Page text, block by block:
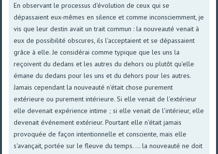
En observant le processus d'évolution de ceux qui se
dépassaient eux-mêmes en silence et comme inconsciemment, je
vis que leur destin avait un trait commun : la nouveauté venait à
eux de possibilité obscures, ils l'acceptaient et se dépassaient
grâce à elle. Je considérai comme typique que les uns la
reçoivent du dedans et les autres du dehors ou plutôt qu'elle
émane du dedans pour les uns et du dehors pour les autres.
Jamais cependant la nouveauté n'était chose purement
extérieure ou purement intérieure. Si elle venait de l'extérieur
elle devenait expérience intime ; si elle venait de l'intérieur, elle
devenait événement extérieur. Pourtant elle n'était jamais
provoquée de façon intentionnelle et consciente, mais elle
s'avançait, portée sur le fleuve du temps. ... la nouveauté ne doit